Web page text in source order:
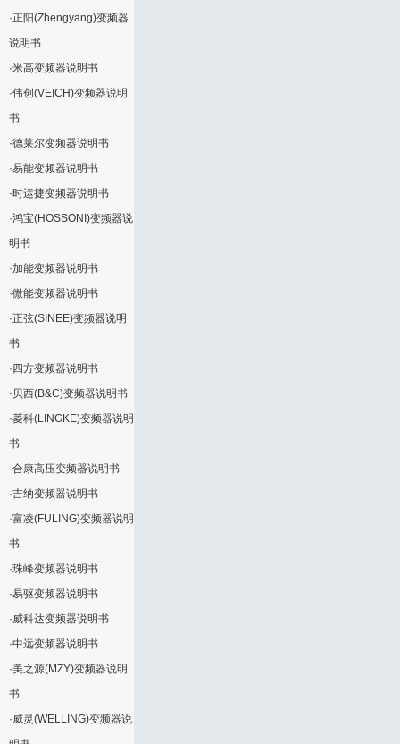
·正阳(Zhengyang)变频器
说明书
·米高变频器说明书
·伟创(VEICH)变频器说明
书
·德莱尔变频器说明书
·易能变频器说明书
·时运捷变频器说明书
·鸿宝(HOSSONI)变频器说
明书
·加能变频器说明书
·微能变频器说明书
·正弦(SINEE)变频器说明
书
· 四方变频器说明书
· 贝西(B&C)变频器说明书
·菱科(LINGKE)变频器说明
书
·合康高压变频器说明书
·吉纳变频器说明书
·富凌(FULING)变频器说明
书
·珠峰变频器说明书
·易驱变频器说明书
·威科达变频器说明书
·中远变频器说明书
·美之源(MZY)变频器说明
书
·威灵(WELLING)变频器说